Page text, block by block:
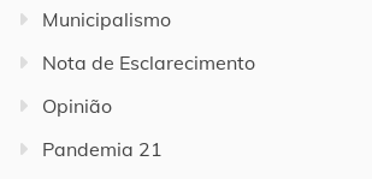
Municipalismo
Nota de Esclarecimento
Opinião
Pandemia 21